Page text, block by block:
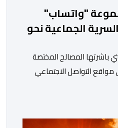
"واتساب"
الجماعية نحو
باشرتها المصالح المختصة
مواقع التواصل الاجتماعي
وحسب مصادر مطلعة، فقد